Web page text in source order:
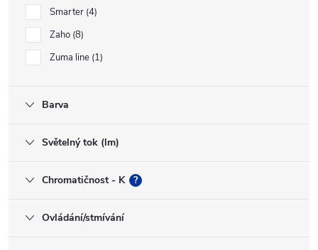
Smarter 4
Zaho 8
Zuma line 1
Barva
Světelný tok (lm)
Chromatičnost - K ?
Ovládání/stmívání